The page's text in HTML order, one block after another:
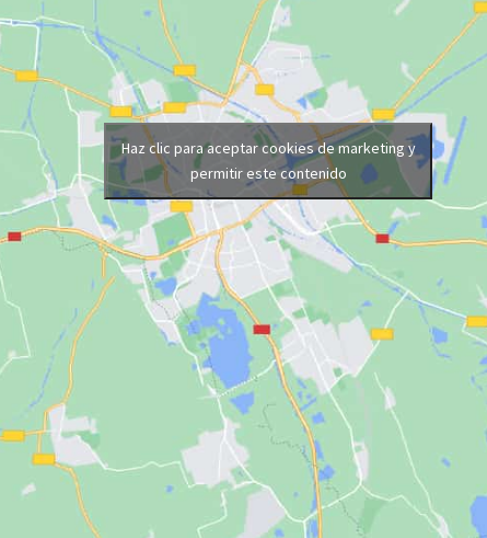
Haz clic para aceptar cookies de marketing y
permitir este contenido